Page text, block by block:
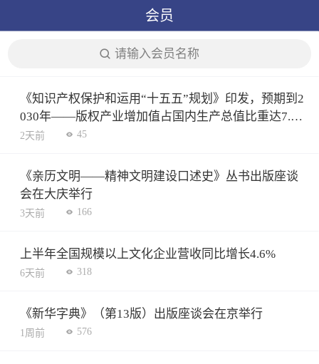
会员
请输入会员名称
《知识产权保护和运用“十五五”规划》印发，预期到2
030年——版权产业增加值占国内生产总值比重达7.5
3%
2天前 45
《亲历文明——精神文明建设口述史》丛书出版座谈
会在大庆举行
3天前 166
上半年全国规模以上文化企业营收同比增长4.6%
6天前 318
《新华字典》（第13版）出版座谈会在京举行
1周前 576